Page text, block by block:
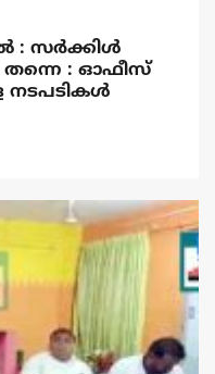
: സര്‍ക്കിള്‍
തന്നെ : ഓഫീസ്
നടപടികൾ